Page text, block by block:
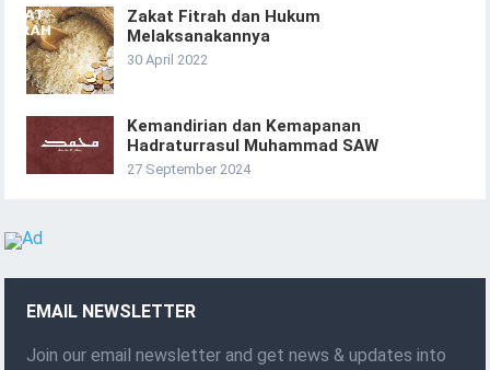
Zakat Fitrah dan Hukum
Melaksanakannya
30 April 2022
Kemandirian dan Kemapanan
Hadraturrasul Muhammad SAW
27 September 2024
EMAIL NEWSLETTER
Join our email newsletter and get news & updates into